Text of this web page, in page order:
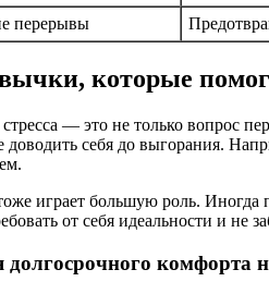
перерывы
которые
стресса — это не только вопрос
доводить себя до выгорания.
играет большую роль.
от себя идеальности и не
комфорта